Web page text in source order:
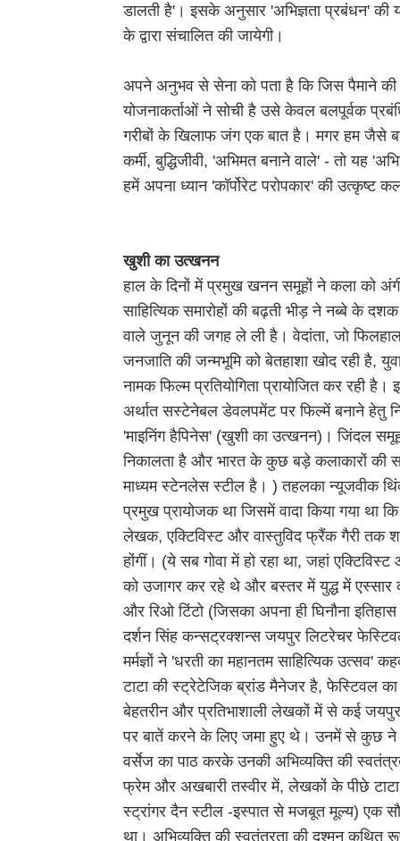
डालती है'। इसके अनुसार 'अभिज्ञता प्रबंधन' की
के द्वारा संचालित की जायेगी।
अपने अनुभव से सेना को पता है कि जिस पैमाने की
योजनाकर्ताओं ने सोची है उसे केवल बलपूर्वक
गरीबों के खिलाफ जंग एक बात है। मगर हम जैसे
कर्मी, बुद्धिजीवी, 'अभिमत बनाने वाले' - तो यह
हमें अपना ध्यान 'कॉर्पोरेट परोपकार' की उत्कृष्ट
खुशी का उत्खनन
हाल के दिनों में प्रमुख खनन समूहों ने कला को
साहित्यिक समारोहों की बढ़ती भीड़ ने नब्बे के
वाले जुनून की जगह ले ली है। वेदांता, जो फिलहाल
जनजाति की जन्मभूमि को बेतहाशा खोद रही है,
नामक फिल्म प्रतियोगिता प्रायोजित कर रही है।
अर्थात सस्टेनेबल डेवलपमेंट पर फिल्में बनाने हेतु
'माइनिंग हैपिनेस' (खुशी का उत्खनन)। जिंदल
निकालता है और भारत के कुछ बड़े कलाकारों की
माध्यम स्टेनलेस स्टील है। ) तहलका न्यूजवीक
प्रमुख प्रायोजक था जिसमें वादा किया गया था
लेखक, एक्टिविस्ट और वास्तुविद फ्रैंक गैरी तक
होंगीं। (ये सब गोवा में हो रहा था, जहां
को उजागर कर रहे थे और बस्तर में युद्ध में एस्सार
और रिओ टिंटो (जिसका अपना ही घिनौना
दर्शन सिंह कन्सट्रक्शन्स जयपुर लिटरेचर
मर्मज्ञों ने 'धरती का महानतम साहित्यिक उत्सव'
टाटा की स्ट्रेटेजिक ब्रांड मैनेजर है, फेस्टिवल
बेहतरीन और प्रतिभाशाली लेखकों में से कई जयपुर
पर बातें करने के लिए जमा हुए थे। उनमें से कुछ ने
वर्सेज का पाठ करके उनकी अभिव्यक्ति की
फ्रेम और अखबारी तस्वीर में, लेखकों के पीछे
स्ट्रांगर दैन स्टील -इस्पात से मजबूत मूल्य) एक
था। अभिव्यक्ति की स्वतंत्रता की दुश्मन कथित